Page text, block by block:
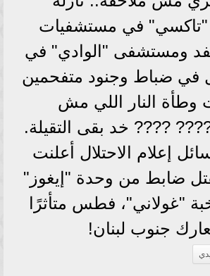
"تاكسي" في مستشفيات
ومستشفى "الوادي" في
في ضباط وجنود متفحمين
وطأة النار اللي مش
???? خد بقى التقيلة.
إعلام الاحتلال أعلنت
ضابط من وحدة "إيغوز"
"غولاني"، فطس متأثرًا
جنوب لبنان!